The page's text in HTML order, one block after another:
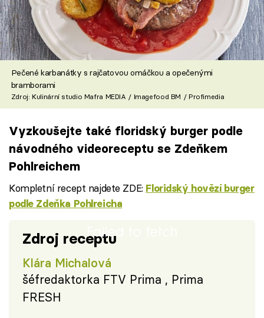
Pečené karbanátky s rajčatovou omáčkou a opečenými
bramborami
Zdroj: Kulinární studio Mafra MEDIA / Imagefood BM / Profimedia
Vyzkoušejte také floridský burger podle
návodného videoreceptu se Zdeňkem
Pohlreichem
Kompletní recept najdete ZDE: Floridský hovězí burger
podle Zdeňka Pohlreicha
Failed to fetch
Zdroj receptu
Klára Michalová
šéfredaktorka FTV Prima , Prima
FRESH